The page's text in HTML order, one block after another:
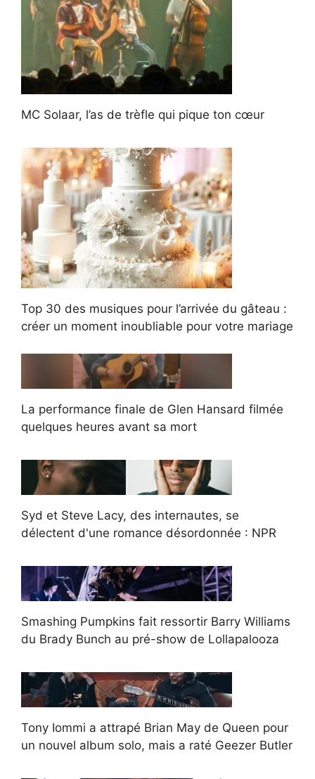
MC Solaar, l’as de trèfle qui pique ton cœur
Top 30 des musiques pour l’arrivée du gâteau :
créer un moment inoubliable pour votre mariage
La performance finale de Glen Hansard filmée
quelques heures avant sa mort
Syd et Steve Lacy, des internautes, se
délectent d'une romance désordonnée : NPR
Smashing Pumpkins fait ressortir Barry Williams
du Brady Bunch au pré-show de Lollapalooza
Tony Iommi a attrapé Brian May de Queen pour
un nouvel album solo, mais a raté Geezer Butler